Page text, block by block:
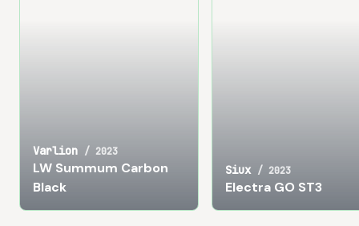
Varlion / 2023
LW Summum Carbon
Black
Siux / 2023
Electra GO ST3